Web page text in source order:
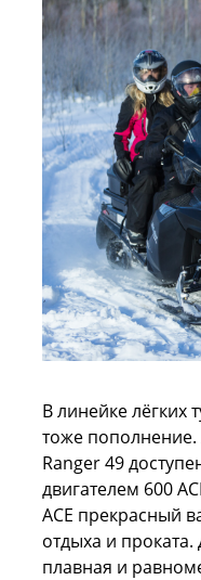
В линейке лёгких
тоже
Ranger 49
двигателем 600
АСЕ прекрасный
отдыха и
плавная и